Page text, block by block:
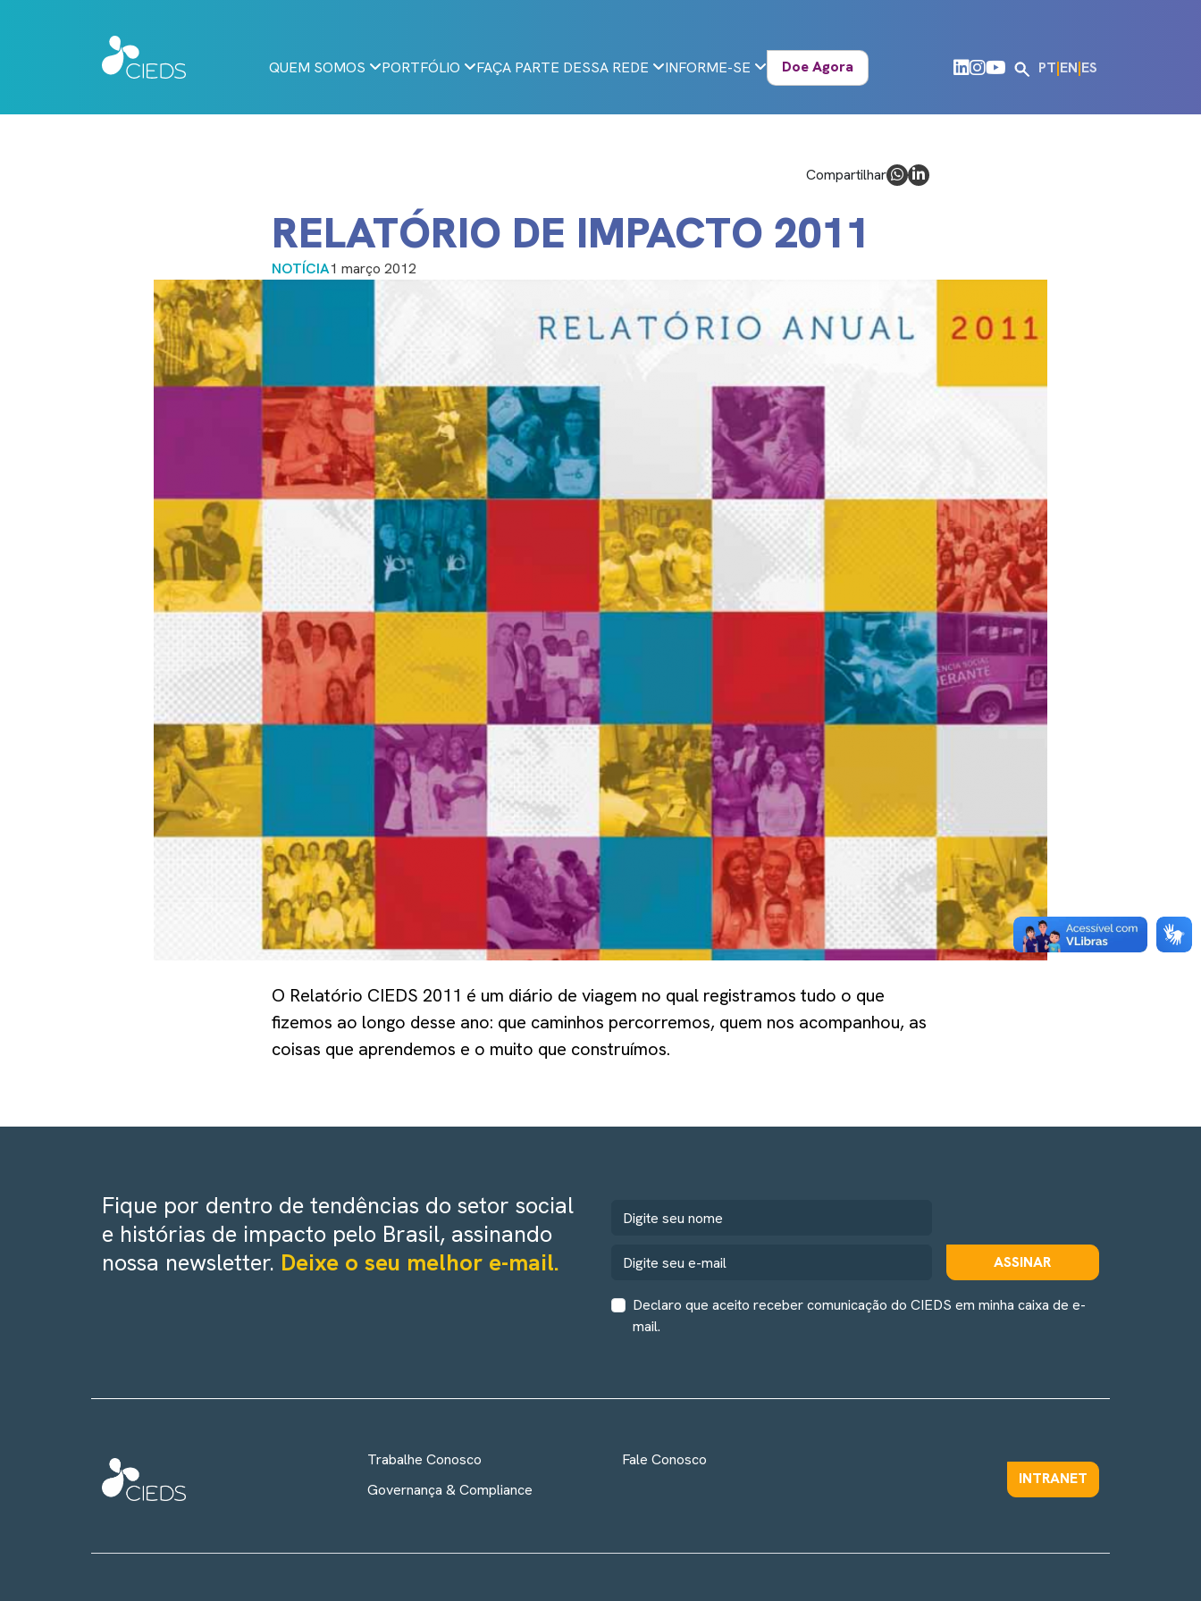
QUEM SOMOS PORTFÓLIO FAÇA PARTE DESSA REDE INFORME-SE Doe Agora PT|EN|ES
Compartilhar
RELATÓRIO DE IMPACTO 2011
NOTÍCIA1 março 2012
O Relatório CIEDS 2011 é um diário de viagem no qual registramos tudo o que
fizemos ao longo desse ano: que caminhos percorremos, quem nos acompanhou, as
coisas que aprendemos e o muito que construímos.
Fique por dentro de tendências do setor social
e histórias de impacto pelo Brasil, assinando
nossa newsletter. Deixe o seu melhor e-mail. ASSINAR
Declaro que aceito receber comunicação do CIEDS em minha caixa de e-
mail.
Trabalhe Conosco
Governança & Compliance
Fale Conosco
INTRANET